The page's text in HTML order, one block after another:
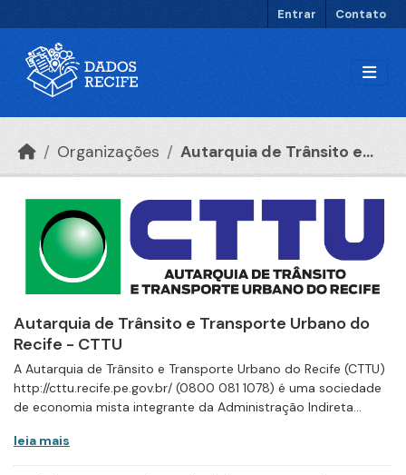
Entrar Contato
Organizações Autarquia de Trânsito e...
Autarquia de Trânsito e Transporte Urbano do
Recife - CTTU
A Autarquia de Trânsito e Transporte Urbano do Recife (CTTU)
http://cttu.recife.pe.gov.br/ (0800 081 1078) é uma sociedade
de economia mista integrante da Administração Indireta...
leia mais